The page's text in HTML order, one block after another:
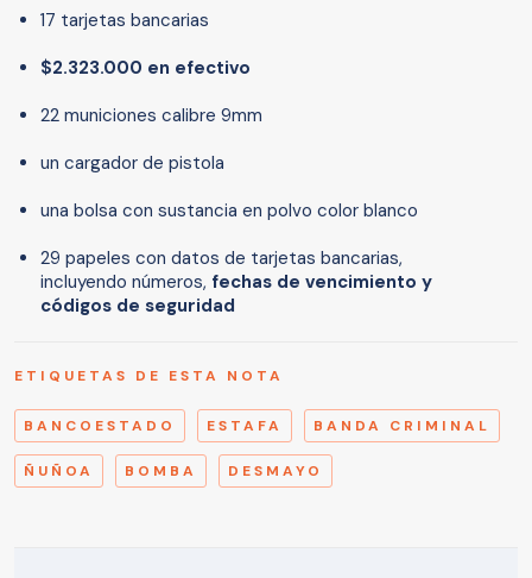
17 tarjetas bancarias
$2.323.000 en efectivo
22 municiones calibre 9mm
un cargador de pistola
una bolsa con sustancia en polvo color blanco
29 papeles con datos de tarjetas bancarias,
incluyendo números, fechas de vencimiento y
códigos de seguridad
ETIQUETAS DE ESTA NOTA
BANCOESTADO ESTAFA BANDA CRIMINAL
ÑUÑOA BOMBA DESMAYO